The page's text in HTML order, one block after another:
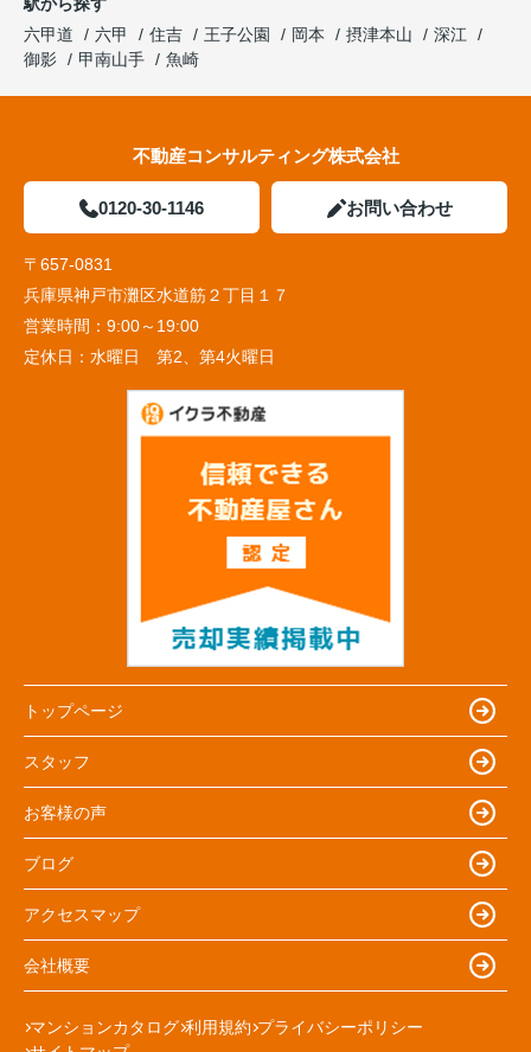
六甲道
六甲 住吉 王子公園 岡本 摂津本山
深江
御影
甲南山手 魚崎
不動産コンサルティング株式会社
0120-30-1146 お問い合わせ
〒657-0831
兵庫県神戸市灘区水道筋２丁目１７
営業時間： 9:00～19:00
定休日： 水曜日 第2、第4火曜日
トップページ
スタッフ
お客様の声
ブログ
アクセスマップ
会社概要
マンションカタログ 利用規約 プライバシーポリシー